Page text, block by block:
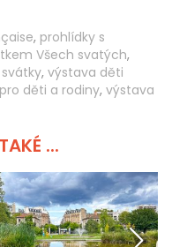
, prohlídky s
Všech svatých,
, výstava děti
děti a rodiny, výstava
...